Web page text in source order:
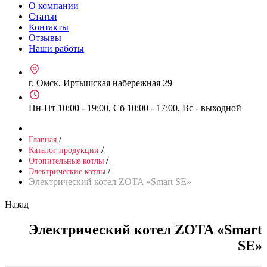
О компании
Статьи
Контакты
Отзывы
Наши работы
г. Омск, Иртышская набережная 29
Пн-Пт 10:00 - 19:00, Сб 10:00 - 17:00, Вс - выходной
Главная /
Каталог продукции /
Отопительные котлы /
Электрические котлы /
Электрический котел ZOTA «Smart SE»
Назад
Электрический котел ZOTA «Smart
SE»